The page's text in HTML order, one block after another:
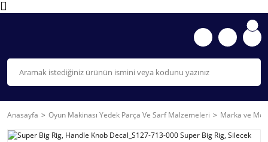
Anasayfa Oyun Makinası Yedek Parça Ve Sarf Malzemeleri Marka ve